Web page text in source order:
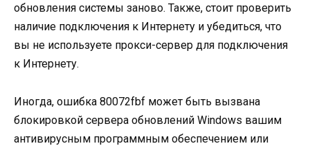
обновления системы заново. Также, стоит проверить
наличие подключения к Интернету и убедиться, что
вы не используете прокси-сервер для подключения
к Интернету.
Иногда, ошибка 80072fbf может быть вызвана
блокировкой сервера обновлений Windows вашим
антивирусным программным обеспечением или